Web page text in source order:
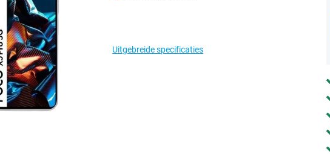
Uitgebreide specificaties